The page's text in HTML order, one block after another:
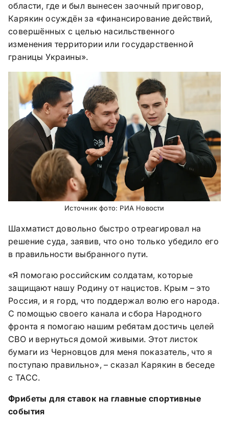
области, где и был вынесен заочный приговор,
Карякин осуждён за «финансирование действий,
совершённых с целью насильственного
изменения территории или государственной
границы Украины».
Источник фото: РИА Новости
Шахматист довольно быстро отреагировал на
решение суда, заявив, что оно только убедило его
в правильности выбранного пути.
«Я помогаю российским солдатам, которые
защищают нашу Родину от нацистов. Крым – это
Россия, и я горд, что поддержал волю его народа.
С помощью своего канала и сбора Народного
фронта я помогаю нашим ребятам достичь целей
СВО и вернуться домой живыми. Этот листок
бумаги из Черновцов для меня показатель, что я
поступаю правильно», – сказал Карякин в беседе
с ТАСС.
Фрибеты для ставок на главные спортивные
события